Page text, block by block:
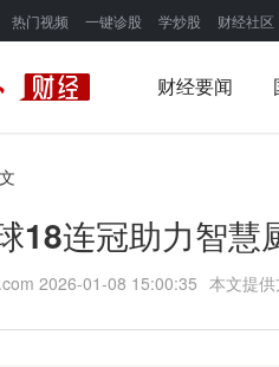
热门视频 一键诊股 学炒股 财经社区
财经要闻
18连冠助力智慧
2026-01-08 15:00:35 本文提